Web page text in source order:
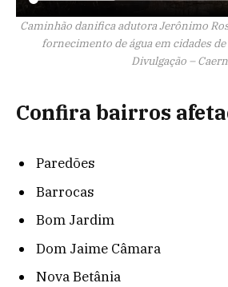
Caminhão danifica adutora Jerônimo
fornecimento de água em cidades
Divulgação – Caern
Confira bairros
Paredões
Barrocas
Bom Jardim
Dom Jaime Câmara
Nova Betânia